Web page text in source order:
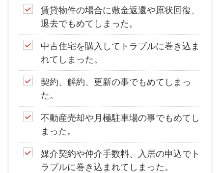
賃貸物件の場合に敷金返還や原状回復、
退去でもめてしまった。
中古住宅を購入してトラブルに巻き込ま
れてしまった。
契約、解約、更新の事でもめてしまっ
た。
不動産売却や月極駐車場の事でもめてし
まった。
媒介契約や仲介手数料、入居の申込でト
ラブルに巻き込まれてしまった。